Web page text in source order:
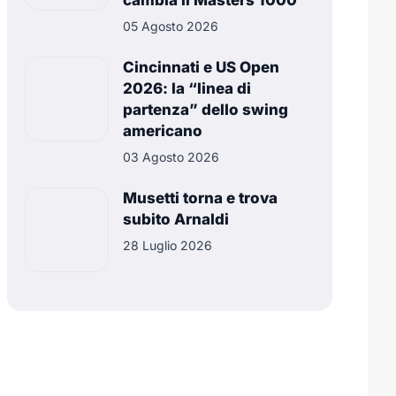
05 Agosto 2026
Cincinnati e US Open
2026: la “linea di
partenza” dello swing
americano
03 Agosto 2026
Musetti torna e trova
subito Arnaldi
28 Luglio 2026